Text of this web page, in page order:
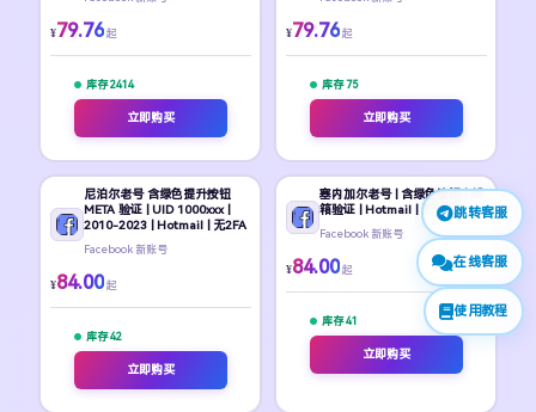
¥79.76 起
库存 2414
立即购买
¥79.76 起
库存 75
立即购买
尼泊尔老号 含绿色提升按钮
META 验证 | UID 1000xxx |
2010-2023 | Hotmail | 无2FA
Facebook 新账号
¥84.00 起
库存 42
立即购买
塞内加尔老号 | 含绿色按钮 | 邮
箱验证 | Hotmail | 无2FA
Facebook 新账号
¥84.00 起
库存 41
立即购买
跳转客服
在线客服
使用教程